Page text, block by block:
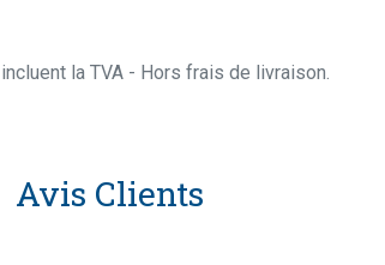
la TVA - Hors frais de livraison.
Avis Clients